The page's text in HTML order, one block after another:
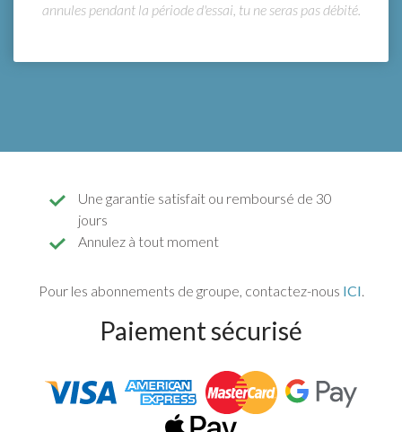
annules pendant la période d'essai, tu ne seras pas débité.
Une garantie satisfait ou remboursé de 30
jours
Annulez à tout moment
Pour les abonnements de groupe, contactez-nous ICI.
Paiement sécurisé